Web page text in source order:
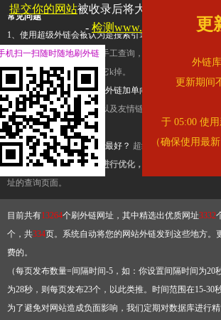
常见问题
1、使用超级外链会被认为是搜索引擎优化作弊吗？ 超
查询工具，模拟的是正常手工查询，不是作弊。如果是
推广竞争对手的网址，让它k掉。
2、网站优化单纯依靠超级外链加单向链接可行吗？
链，需要结合普通的外链以及友情链接，您可以到站长
台交换友情链接。
3、如何使用超级外链效果最好？ 超级外链不同于普通的
有频繁使用超级外链工具进行优化，才能获得稳定的外链
址的查询页面。
目前共有13264个刷外链网址，其中精选出优质网址3332
个，共334页。系统自动将您的网站外链发到这些地方。
费的。
（每页发布数量=间隔时间-5，如：你设置间隔时间为20
为28秒，则每页发布23个，以此类推。时间范围在15-30
为了避免对网站造成负面影响，我们定期对数据库进行
提交你的网站被收录后将大幅提升流量和
- 检测www.cqkjg.cn是否收
更
外链
更新期间
于 05:00 使
（确保使用最
机扫一扫随时随地刷外链